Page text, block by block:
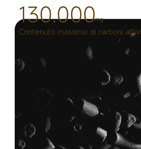
130.000mg
Contenuto massimo di carboni attivi